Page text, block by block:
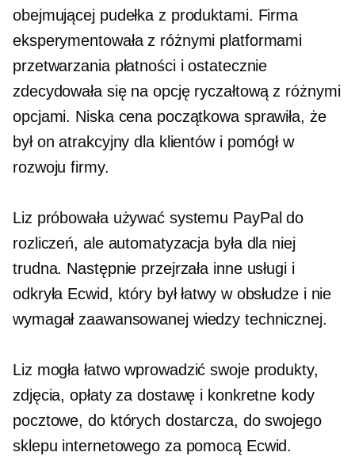
obejmującej pudełka z produktami. Firma
eksperymentowała z różnymi platformami
przetwarzania płatności i ostatecznie
zdecydowała się na opcję ryczałtową z różnymi
opcjami. Niska cena początkowa sprawiła, że ​​
był on atrakcyjny dla klientów i pomógł w
rozwoju firmy.
Liz próbowała używać systemu PayPal do
rozliczeń, ale automatyzacja była dla niej
trudna. Następnie przejrzała inne usługi i
odkryła Ecwid, który był łatwy w obsłudze i nie
wymagał zaawansowanej wiedzy technicznej.
Liz mogła łatwo wprowadzić swoje produkty,
zdjęcia, opłaty za dostawę i konkretne kody
pocztowe, do których dostarcza, do swojego
sklepu internetowego za pomocą Ecwid.